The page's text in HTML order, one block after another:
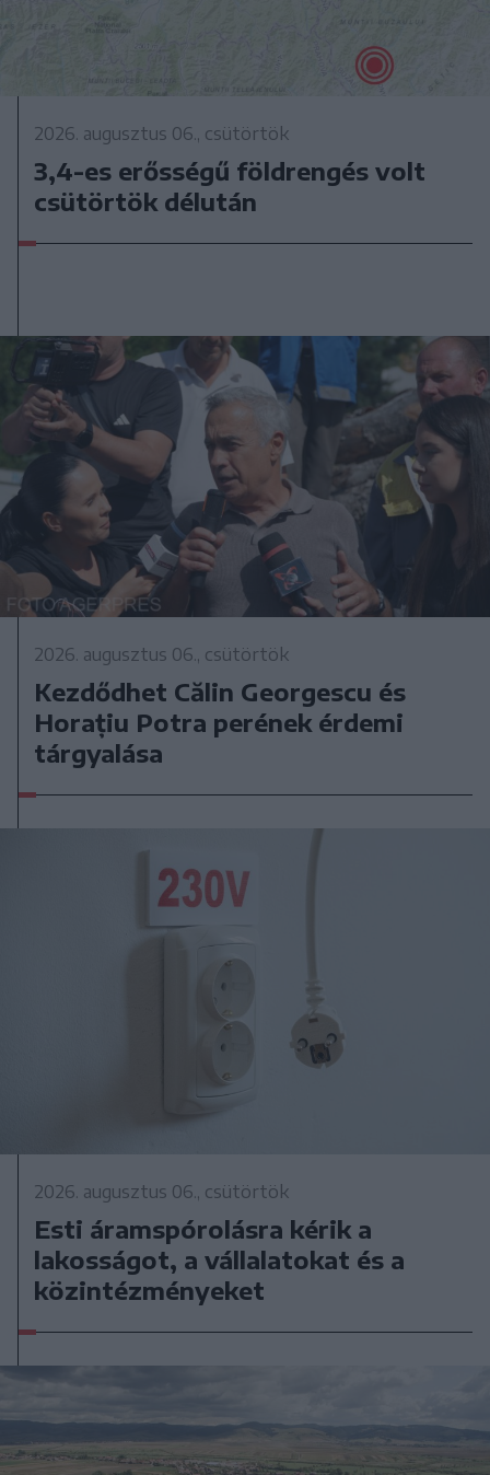
2026. augusztus 06., csütörtök
3,4-es erősségű földrengés volt
csütörtök délután
2026. augusztus 06., csütörtök
Kezdődhet Călin Georgescu és
Horațiu Potra perének érdemi
tárgyalása
2026. augusztus 06., csütörtök
Esti áramspórolásra kérik a
lakosságot, a vállalatokat és a
közintézményeket